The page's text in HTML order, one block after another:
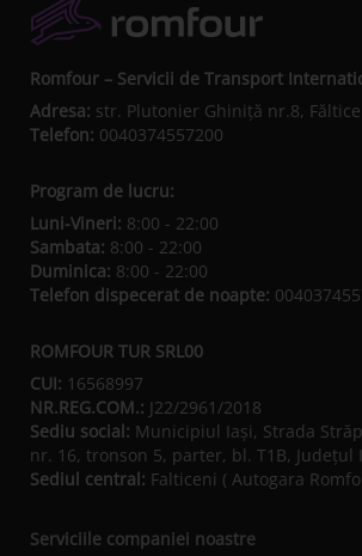
Romfour – Servicii de Transport
Adresa: str. Plutonier Ghiniţă nr.8,
Telefon: 0040374557200
Program de lucru:
Luni-Vineri: 8:00 - 22:00
Sambata: 8:00 - 22:00
Duminica: 8:00 - 22:00
Telefon dispecerat de noapte:
ROMFOUR TUR SRL00
CUI: 16568997
NR.REG.COM.: J22/2961/2018
Sediu social: Municipiul Iaşi, Strada
nr. 16, tronson 5, parter, bl. T1B, Județul
Sediul central: Falticeni ( Autogara
Serviciile companiei noastre